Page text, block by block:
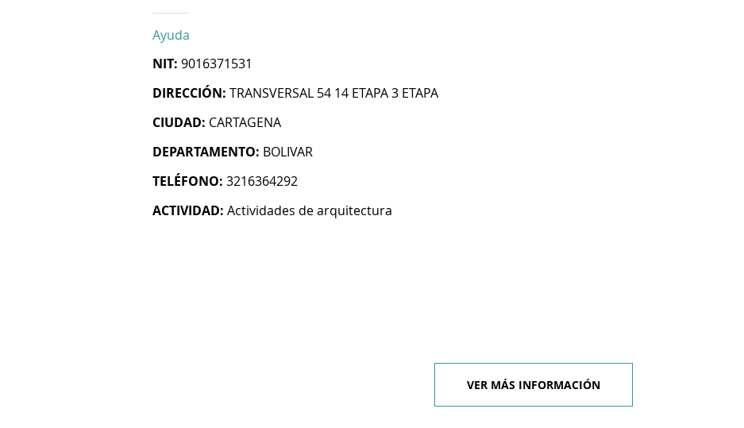
Ayuda
NIT: 9016371531
DIRECCIÓN: TRANSVERSAL 54 14 ETAPA 3 ETAPA
CIUDAD: CARTAGENA
DEPARTAMENTO: BOLIVAR
TELÉFONO: 3216364292
ACTIVIDAD: Actividades de arquitectura
VER MÁS INFORMACIÓN